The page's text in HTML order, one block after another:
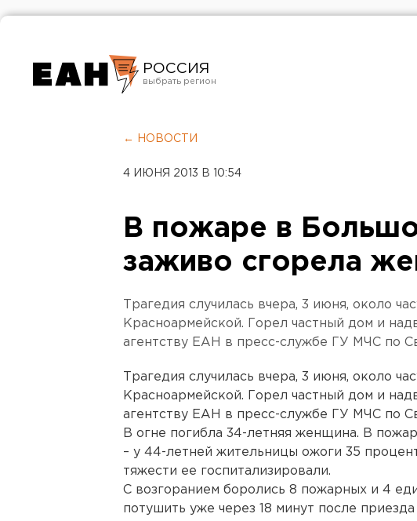
РОССИЯ
Челябинск
← НОВОСТИ
4 ИЮНЯ 2013 В 10:54
В пожаре в
заживо сгорела
Трагедия случилась вчера, 3 июня, около
Красноармейской. Горел частный дом и
агентству ЕАН в пресс-службе ГУ МЧС по
Трагедия случилась вчера, 3 июня, около
Красноармейской. Горел частный дом и
агентству ЕАН в пресс-службе ГУ МЧС по
В огне погибла 34-летняя женщина. В
– у 44-летней жительницы ожоги 35
тяжести ее госпитализировали.
С возгоранием боролись 8 пожарных и 4
потушить уже через 18 минут после приезда